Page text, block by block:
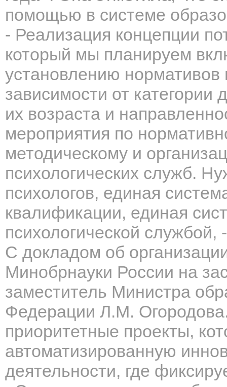
помощью в системе
- Реализация концепции
который мы планируем
установлению нормативов
зависимости от категории
их возраста и
мероприятия по
методическому и
психологических служб.
психологов, единая
квалификации, единая
психологической
С докладом об
Минобрнауки России на
заместитель Министра
Федерации Л.М.
приоритетные проекты,
автоматизированную
деятельности, где